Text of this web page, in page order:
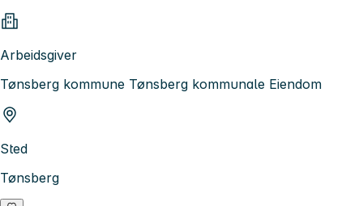
Arbeidsgiver
Tønsberg kommune Tønsberg kommunale Eiendom
Sted
Tønsberg